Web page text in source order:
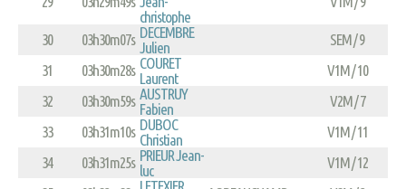
christophe
30 03h30m07s DECEMBRE
Julien
SEM / 9
31
03h30m28s COURET
Laurent
V1M / 10
32
03h30m59s AUSTRUY
Fabien
V2M / 7
33
03h31m10s DUBOC
Christian
V1M / 11
34
03h31m25s PRIEUR Jean-
luc
V1M / 12